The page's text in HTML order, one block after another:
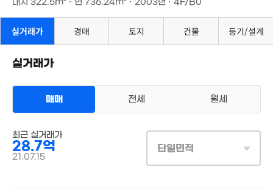
49m²
연736m²
대지 322.5m² · 연 736.24m² · 2003년 · 4F/B0
실거래가 경매 토지 건물 등기/설계
실거래가
매매 전세 월세
최근 실거래가
28.7억
21.07.15
단일면적